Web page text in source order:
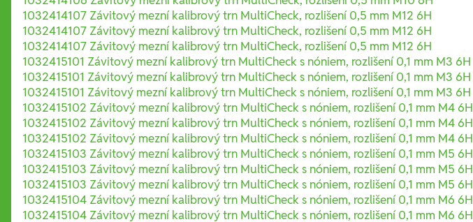
1032414107 Závitový mezní kalibrový trn MultiCheck, rozlišení 0,5 mm M12 6H
1032414107 Závitový mezní kalibrový trn MultiCheck, rozlišení 0,5 mm M12 6H
1032414107 Závitový mezní kalibrový trn MultiCheck, rozlišení 0,5 mm M12 6H
1032415101 Závitový mezní kalibrový trn MultiCheck s nóniem, rozlišení 0,1 mm M3 6H
1032415101 Závitový mezní kalibrový trn MultiCheck s nóniem, rozlišení 0,1 mm M3 6H
1032415101 Závitový mezní kalibrový trn MultiCheck s nóniem, rozlišení 0,1 mm M3 6H
1032415102 Závitový mezní kalibrový trn MultiCheck s nóniem, rozlišení 0,1 mm M4 6H
1032415102 Závitový mezní kalibrový trn MultiCheck s nóniem, rozlišení 0,1 mm M4 6H
1032415102 Závitový mezní kalibrový trn MultiCheck s nóniem, rozlišení 0,1 mm M4 6H
1032415103 Závitový mezní kalibrový trn MultiCheck s nóniem, rozlišení 0,1 mm M5 6H
1032415103 Závitový mezní kalibrový trn MultiCheck s nóniem, rozlišení 0,1 mm M5 6H
1032415103 Závitový mezní kalibrový trn MultiCheck s nóniem, rozlišení 0,1 mm M5 6H
1032415104 Závitový mezní kalibrový trn MultiCheck s nóniem, rozlišení 0,1 mm M6 6H
1032415104 Závitový mezní kalibrový trn MultiCheck s nóniem, rozlišení 0,1 mm M6 6H